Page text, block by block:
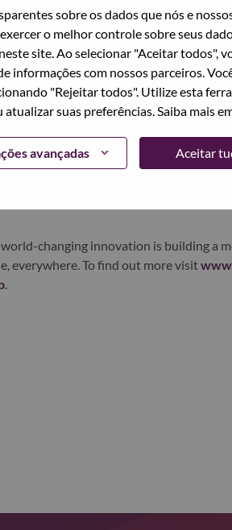
sobre os dados que nós e
o melhor controle sobre seus
site. Ao selecionar "Aceitar todos",
informações com nossos parceiros.
"Rejeitar todos". Utilize esta
atualizar suas preferências. Saiba mais
avançadas Aceitar
what we do. We WOW our customers.
powerhouse, ranked #153 in the
in 180 markets. Focused on a bold
its success as the world’s largest PC
optimized devices (PCs, workstations,
performance computing and
Lenovo’s continued investment in
and smarter future for everyone,
under Lenovo Group Limited
changing innovation is building a
everywhere. To find out more visit
.